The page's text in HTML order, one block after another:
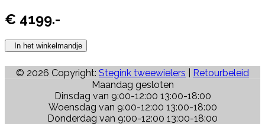
€ 4199.-
In het winkelmandje
© 2026 Copyright: Stegink tweewielers
Retourbeleid
Maandag gesloten
Dinsdag van 9:00-12:00 13:00-18:00
Woensdag van 9:00-12:00 13:00-18:00
Donderdag van 9:00-12:00 13:00-18:00